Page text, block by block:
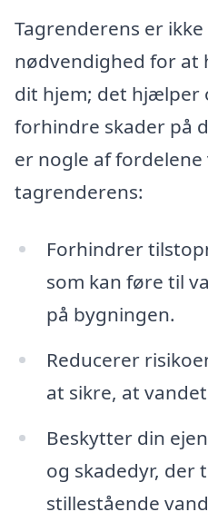
Tagrenderens er
nødvendighed for at
dit hjem; det hjælper
forhindre skader på
er nogle af
tagrenderens:
Forhindrer
som kan føre til
på bygningen.
Reducerer
at sikre, at
Beskytter din
og skadedyr, der
stillestående